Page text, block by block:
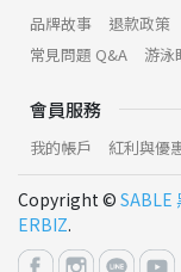
品牌故事 退款政策
常見問題 Q&A
游泳
會員服務
我的帳戶 紅利與優
Copyright © SABLE
ERBIZ.